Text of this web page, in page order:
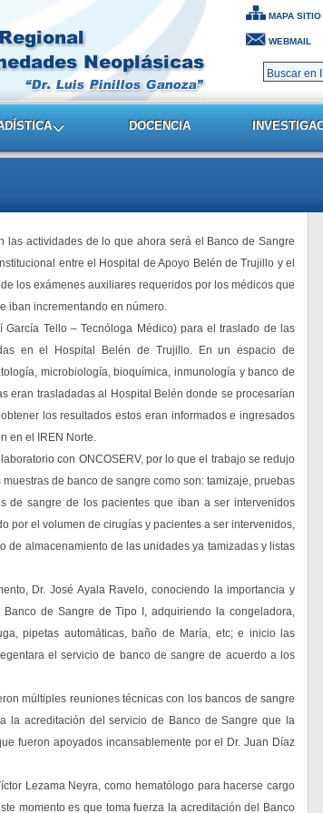
MAPA SITIO
WEBMAIL
DOCENCIA
actividades de lo que ahora será el Banco de Sangre
entre el Hospital de Apoyo Belén de Trujillo y el
los exámenes auxiliares requeridos por los médicos que
iban incrementando en número.
Tello – Tecnóloga Médico) para el traslado de las
en el Hospital Belén de Trujillo. En un espacio de
microbiología, bioquímica, inmunología y banco de
eran trasladadas al Hospital Belén donde se procesarían
los resultados estos eran informados e ingresados
en el IREN Norte.
con ONCOSERV, por lo que el trabajo se redujo
de banco de sangre como son: tamizaje, pruebas
de sangre de los pacientes que iban a ser intervenidos
por el volumen de cirugías y pacientes a ser intervenidos,
de almacenamiento de las unidades ya tamizadas y listas
Dr. José Ayala Ravelo, conociendo la importancia y
de Sangre de Tipo I, adquiriendo la congeladora,
pipetas automáticas, baño de María, etc; e inicio las
el servicio de banco de sangre de acuerdo a los
múltiples reuniones técnicas con los bancos de sangre
la acreditación del servicio de Banco de Sangre que la
fueron apoyados incansablemente por el Dr. Juan Díaz
Lezama Neyra, como hematólogo para hacerse cargo
momento es que toma fuerza la acreditación del Banco